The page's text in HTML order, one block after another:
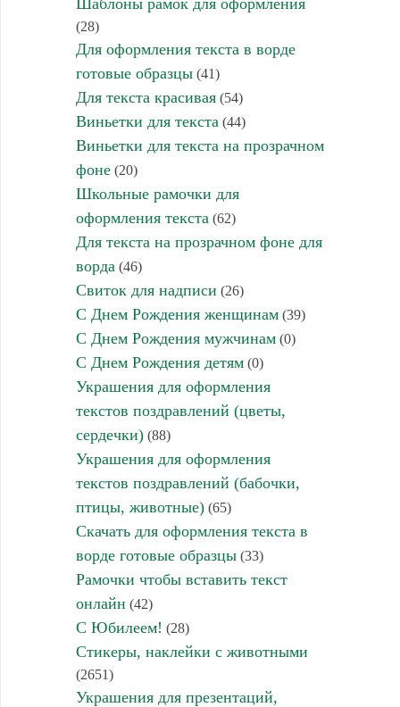
Шаблоны рамок для оформления
(28)
Для оформления текста в ворде
готовые образцы(41)
Для текста красивая(54)
Виньетки для текста (44)
Виньетки для текста на прозрачном
фоне(20)
Школьные рамочки для
оформления текста (62)
Для текста на прозрачном фоне для
ворда (46)
Свиток для надписи (26)
С Днем Рождения женщинам(39)
С Днем Рождения мужчинам(0)
С Днем Рождения детям(0)
Украшения для оформления
текстов поздравлений (цветы,
сердечки)(88)
Украшения для оформления
текстов поздравлений (бабочки,
птицы, животные)(65)
Скачать для оформления текста в
ворде готовые образцы(33)
Рамочки чтобы вставить текст
онлайн (42)
С Юбилеем! (28)
Стикеры, наклейки с животными
(2651)
Украшения для презентаций,